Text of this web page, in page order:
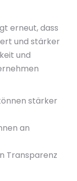
erneut, dass
und stärker
und
stärker
an
Transparenz